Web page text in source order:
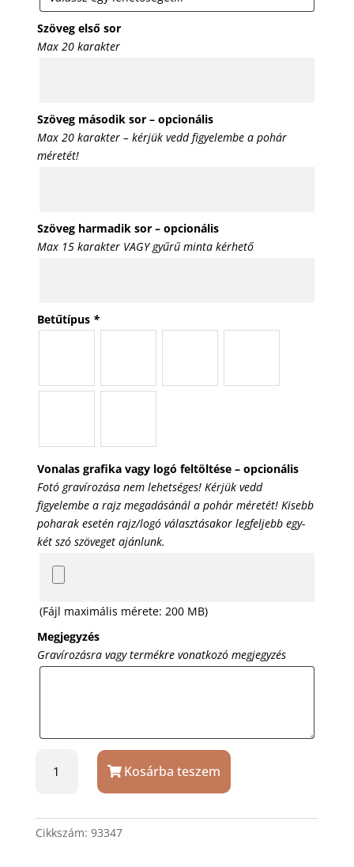
Szöveg első sor
Max 20 karakter
Szöveg második sor – opcionális
Max 20 karakter – kérjük vedd figyelembe a pohár
méretét!
Szöveg harmadik sor – opcionális
Max 15 karakter VAGY gyűrű minta kérhető
Betűtípus *
Vonalas grafika vagy logó feltöltése – opcionális
Fotó gravírozása nem lehetséges! Kérjük vedd
figyelembe a rajz megadásánál a pohár méretét! Kisebb
poharak esetén rajz/logó választásakor legfeljebb egy-
két szó szöveget ajánlunk.
(Fájl maximális mérete: 200 MB)
Megjegyzés
Gravírozásra vagy termékre vonatkozó megjegyzés
söröskorsó
és
Kosárba teszem
Cikkszám: 93347